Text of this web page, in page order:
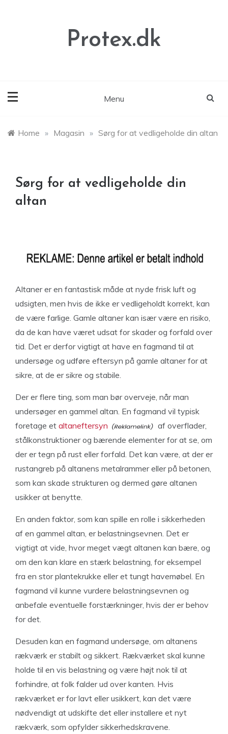
Protex.dk
Menu
Home » Magasin » Sørg for at vedligeholde din altan
Sørg for at vedligeholde din
altan
Altaner er en fantastisk måde at nyde frisk luft og
udsigten, men hvis de ikke er vedligeholdt korrekt, kan
de være farlige. Gamle altaner kan især være en risiko,
da de kan have været udsat for skader og forfald over
tid. Det er derfor vigtigt at have en fagmand til at
undersøge og udføre eftersyn på gamle altaner for at
sikre, at de er sikre og stabile.
Der er flere ting, som man bør overveje, når man
undersøger en gammel altan. En fagmand vil typisk
foretage et altaneftersyn
af overflader,
stålkonstruktioner og bærende elementer for at se, om
der er tegn på rust eller forfald. Det kan være, at der er
rustangreb på altanens metalrammer eller på betonen,
som kan skade strukturen og dermed gøre altanen
usikker at benytte.
En anden faktor, som kan spille en rolle i sikkerheden
af en gammel altan, er belastningsevnen. Det er
vigtigt at vide, hvor meget vægt altanen kan bære, og
om den kan klare en stærk belastning, for eksempel
fra en stor plantekrukke eller et tungt havemøbel. En
fagmand vil kunne vurdere belastningsevnen og
anbefale eventuelle forstærkninger, hvis der er behov
for det.
Desuden kan en fagmand undersøge, om altanens
rækværk er stabilt og sikkert. Rækværket skal kunne
holde til en vis belastning og være højt nok til at
forhindre, at folk falder ud over kanten. Hvis
rækværket er for lavt eller usikkert, kan det være
nødvendigt at udskifte det eller installere et nyt
rækværk, som opfylder sikkerhedskravene.